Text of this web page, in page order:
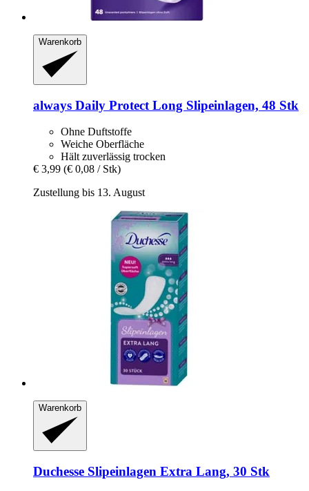
Warenkorb
always Daily Protect Long Slipeinlagen, 48 Stk
Ohne Duftstoffe
Weiche Oberfläche
Hält zuverlässig trocken
€ 3,99 (€ 0,08 / Stk)
Zustellung bis 13. August
Warenkorb
Duchesse Slipeinlagen Extra Lang, 30 Stk